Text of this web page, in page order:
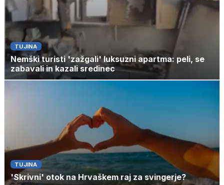
TUJINA
Nemški turisti 'zažgali' luksuzni apartma: peli, se
zabavali in kazali sredinec
TUJINA
'Skrivni' otok na Hrvaškem raj za svingerje?